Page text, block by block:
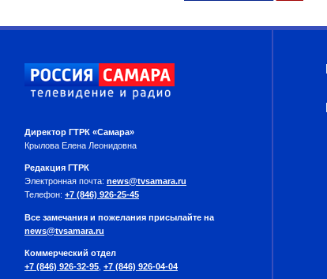
Директор ГТРК «Самара»
Крылова Елена Леонидовна
Редакция ГТРК
Электронная почта: news@tvsamara.ru
Телефон: +7 (846) 926-25-45
Все замечания и пожелания присылайте на
news@tvsamara.ru
Коммерческий отдел
+7 (846) 926-32-95 +7 (846) 926-04-04